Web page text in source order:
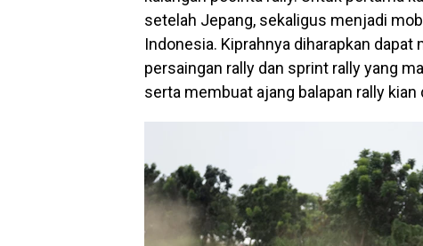
setelah Jepang, sekaligus menjadi
Indonesia. Kiprahnya diharapkan
persaingan rally dan sprint rally yang
serta membuat ajang balapan rally